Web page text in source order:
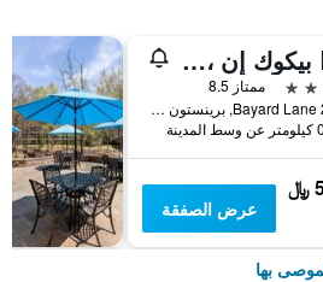
ذا بيكوك إن ، آن أسيند كوليكشن هوتل
ممتاز 8.5
20 Bayard Lane, برينستون (نيو جرسي), NJ, الولايات المتحدة الأميريكية
عرض الصفقة
بها